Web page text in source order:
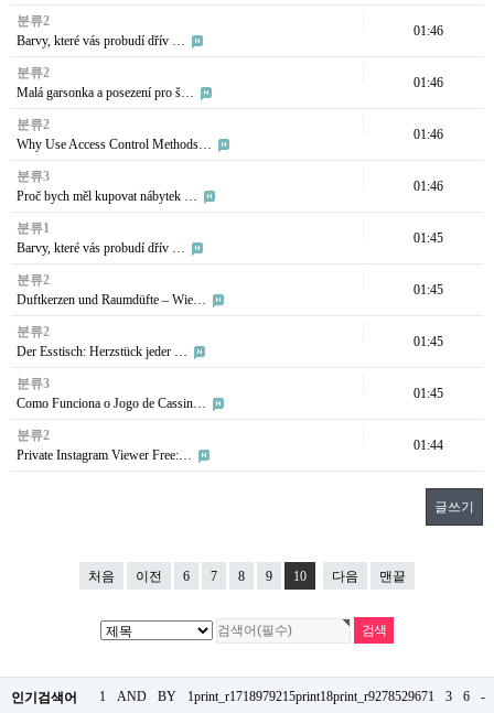
분류2
Barvy, které vás probudí dřív …
01:46
분류2
Malá garsonka a posezení pro š…
01:46
분류2
Why Use Access Control Methods…
01:46
분류3
Proč bych měl kupovat nábytek …
01:46
분류1
Barvy, které vás probudí dřív …
01:45
분류2
Duftkerzen und Raumdüfte – Wie…
01:45
분류2
Der Esstisch: Herzstück jeder …
01:45
분류3
Como Funciona o Jogo de Cassin…
01:45
분류2
Private Instagram Viewer Free:…
01:44
글쓰기
처음 이전 6 7 8 9 10 다음 맨끝
인기검색어 1 AND BY 1print_r1718979215print18print_r9278529671 3 6 -